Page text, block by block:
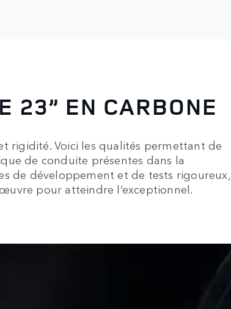
23” EN CARBONE
rigidité. Voici les qualités permettant de
de conduite présentes dans la
de développement et de tests rigoureux,
pour atteindre l’exceptionnel.